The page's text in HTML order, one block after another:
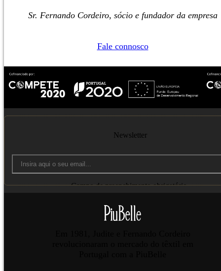
Sr. Fernando Cordeiro, sócio e fundador da empresa
Fale connosco
Newsletter
Campo de preenchimento obrigatório.
Enviar